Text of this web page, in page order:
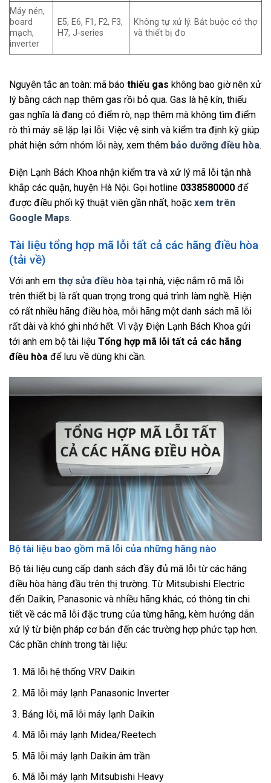
Máy nén,
board
mạch,
inverter
E5, E6, F1, F2, F3,
H7, J-series
Không tự xử lý. Bắt buộc có thợ
và thiết bị đo
Nguyên tắc an toàn: mã báo thiếu gas không bao giờ nên xử
lý bằng cách nạp thêm gas rồi bỏ qua. Gas là hệ kín, thiếu
gas nghĩa là đang có điểm rò, nạp thêm mà không tìm điểm
rò thì máy sẽ lặp lại lỗi. Việc vệ sinh và kiểm tra định kỳ giúp
phát hiện sớm nhóm lỗi này, xem thêm bảo dưỡng điều hòa.
Điện Lạnh Bách Khoa nhận kiểm tra và xử lý mã lỗi tận nhà
khắp các quận, huyện Hà Nội. Gọi hotline 0338580000 để
được điều phối kỹ thuật viên gần nhất, hoặc xem trên
Google Maps.
Tài liệu tổng hợp mã lỗi tất cả các hãng điều hòa
(tải về)
Với anh em thợ sửa điều hòa tại nhà, việc nắm rõ mã lỗi
trên thiết bị là rất quan trọng trong quá trình làm nghề. Hiện
có rất nhiều hãng điều hòa, mỗi hãng một danh sách mã lỗi
rất dài và khó ghi nhớ hết. Vì vậy Điện Lạnh Bách Khoa gửi
tới anh em bộ tài liệu Tổng hợp mã lỗi tất cả các hãng
điều hòa để lưu về dùng khi cần.
Bộ tài liệu bao gồm mã lỗi của những hãng nào
Bộ tài liệu cung cấp danh sách đầy đủ mã lỗi từ các hãng
điều hòa hàng đầu trên thị trường. Từ Mitsubishi Electric
đến Daikin, Panasonic và nhiều hãng khác, có thông tin chi
tiết về các mã lỗi đặc trưng của từng hãng, kèm hướng dẫn
xử lý từ biện pháp cơ bản đến các trường hợp phức tạp hơn.
Các phần chính trong tài liệu:
Mã lỗi hệ thống VRV Daikin
Mã lỗi máy lạnh Panasonic Inverter
Bảng lỗi, mã lỗi máy lạnh Daikin
Mã lỗi máy lạnh Midea/Reetech
Mã lỗi máy lạnh Daikin âm trần
Mã lỗi máy lạnh Mitsubishi Heavy